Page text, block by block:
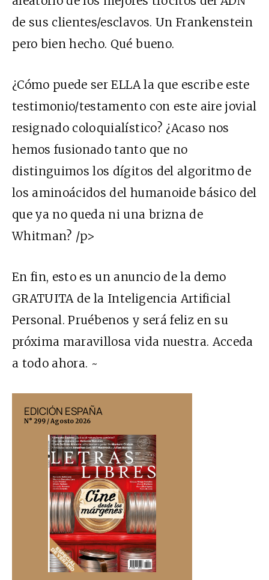
de sus clientes/esclavos. Un Frankenstein
pero bien hecho. Qué bueno.
¿Cómo puede serELLAla que escribe este
testimonio/testamento con este aire jovial
resignado coloquialístico? ¿Acaso nos
hemos fusionado tanto que no
distinguimos los dígitos del algoritmo de
los aminoácidos del humanoide básico del
que ya no queda ni una brizna de
Whitman? /p>
En fin, esto es un anuncio de la demo
GRATUITAde la Inteligencia Artificial
Personal. Pruébenos y será feliz en su
próxima maravillosa vida nuestra. Acceda
a todo ahora. ~
EDICIÓN ESPAÑA
N° 299 / Agosto 2026